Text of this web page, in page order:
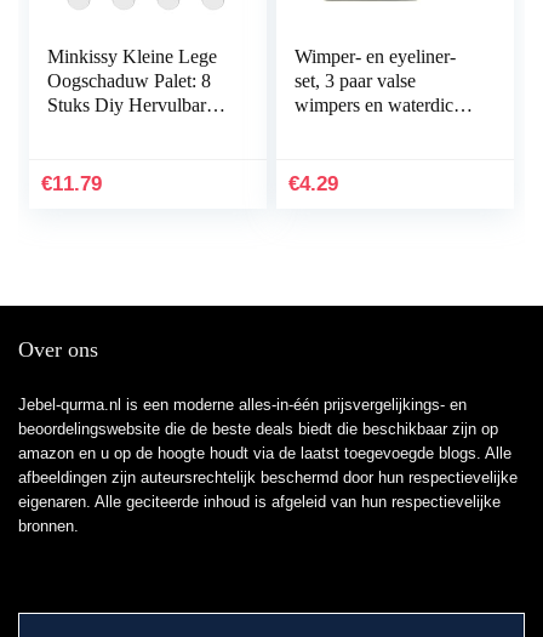
Minkissy Kleine Lege
Oogschaduw Palet: 8
Stuks Diy Hervulbare
Case Ronde Make…
€11.79
Wimper- en eyeliner-
set, 3 paar valse
wimpers en waterdichte
natuurlijke valse…
€4.29
Over ons
Jebel-qurma.nl is een moderne alles-in-één prijsvergelijkings- en
beoordelingswebsite die de beste deals biedt die beschikbaar zijn op
amazon en u op de hoogte houdt via de laatst toegevoegde blogs. Alle
afbeeldingen zijn auteursrechtelijk beschermd door hun respectievelijke
eigenaren. Alle geciteerde inhoud is afgeleid van hun respectievelijke
bronnen.